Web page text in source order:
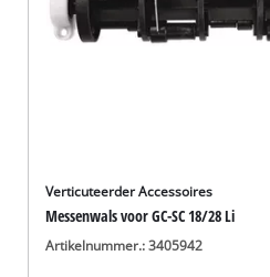
Verticuteerder Accessoires
Messenwals voor GC-SC 18/28 Li
Artikelnummer.: 3405942